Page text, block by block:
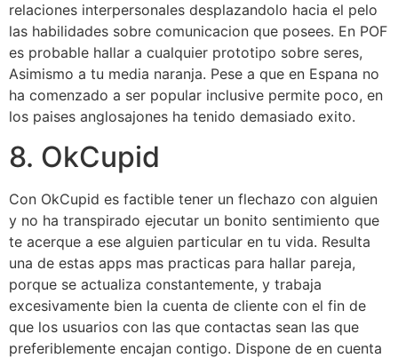
relaciones interpersonales desplazandolo hacia el pelo
las habilidades sobre comunicacion que posees. En POF
es probable hallar a cualquier prototipo sobre seres,
Asimismo a tu media naranja. Pese a que en Espana no
ha comenzado a ser popular inclusive permite poco, en
los paises anglosajones ha tenido demasiado exito.
8. OkCupid
Con OkCupid es factible tener un flechazo con alguien
y no ha transpirado ejecutar un bonito sentimiento que
te acerque a ese alguien particular en tu vida. Resulta
una de estas apps mas practicas para hallar pareja,
porque se actualiza constantemente, y trabaja
excesivamente bien la cuenta de cliente con el fin de
que los usuarios con las que contactas sean las que
preferiblemente encajan contigo. Dispone de en cuenta